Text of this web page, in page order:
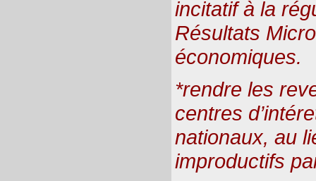
incitatif à la
Résultats
économiques.
*rendre les
centres
nationaux, au
improductifs